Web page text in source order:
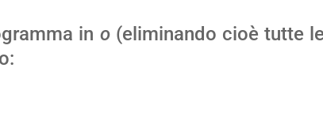
in o(eliminando cioè tutte